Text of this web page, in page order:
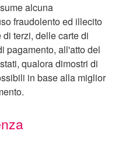
alcuna
fraudolento ed illecito
terzi, delle carte di
pagamento, all'atto del
qualora dimostri di
in base alla miglior